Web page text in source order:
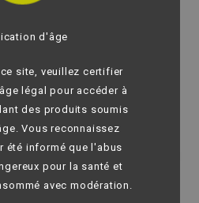
d'âge
site, veuillez certifier
légal pour accéder à
des produits soumis
Vous reconnaissez
été informé que l'abus
pour la santé et
avec modération.